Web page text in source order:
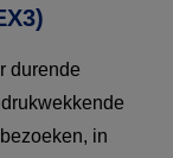
durende
in